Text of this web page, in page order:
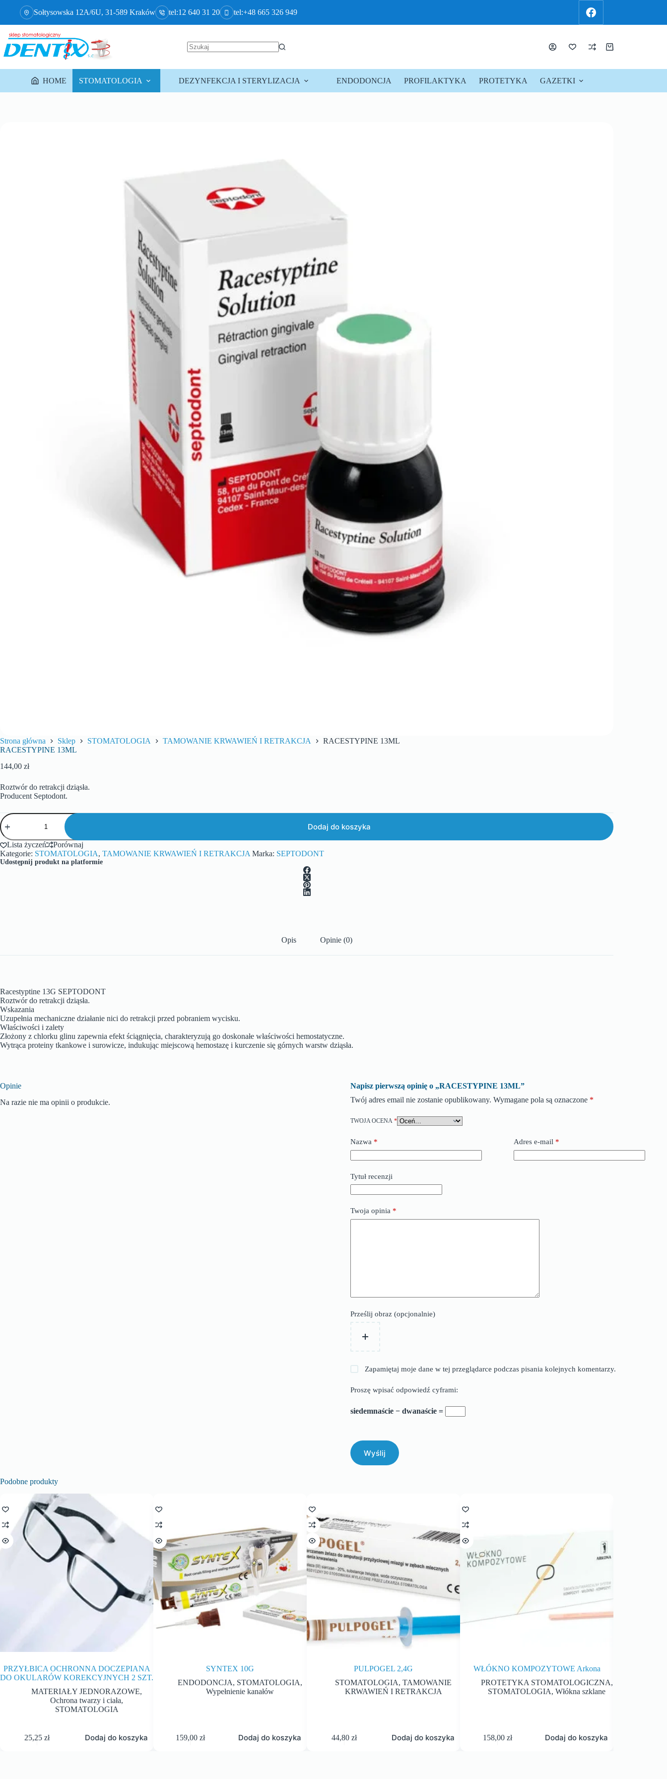
Sołtysowska 12A/6U, 31-589 Kraków tel:12 640 31 20 tel:+48 665 326 949
HOME STOMATOLOGIA DEZYNFEKCJA I STERYLIZACJA ENDODONCJA PROFILAKTYKA PROTETYKA GAZETKI
Strona główna Sklep STOMATOLOGIA TAMOWANIE KRWAWIEŃ I RETRAKCJA
RACESTYPINE 13ML
RACESTYPINE 13ML
144,00 zł
Roztwór do retrakcji dziąsła.
Producent Septodont.
Dodaj do koszyka
Lista życzeń
Porównaj
Kategorie: STOMATOLOGIA, TAMOWANIE KRWAWIEŃ I RETRAKCJA Marka: SEPTODONT
Udostępnij produkt na platformie
Opis Opinie (0)
Racestyptine 13G SEPTODONT
Roztwór do retrakcji dziąsła.
Wskazania
Uzupełnia mechaniczne działanie nici do retrakcji przed pobraniem wycisku.
Właściwości i zalety
Złożony z chlorku glinu zapewnia efekt ściągnięcia, charakteryzują go doskonałe właściwości hemostatyczne.
Wytrąca proteiny tkankowe i surowicze, indukując miejscową hemostazę i kurczenie się górnych warstw dziąsła.
Opinie
Na razie nie ma opinii o produkcie.
Napisz pierwszą opinię o „RACESTYPINE 13ML”
Twój adres email nie zostanie opublikowany. Wymagane pola są oznaczone *
TWOJA OCENA *
Nazwa * Adres e-mail *
Tytuł recenzji
Twoja opinia *
Prześlij obraz (opcjonalnie)
Zapamiętaj moje dane w tej przeglądarce podczas pisania kolejnych komentarzy.
Proszę wpisać odpowiedź cyframi:
siedemnaście − dwanaście =
Wyślij
Podobne produkty
PRZYŁBICA OCHRONNA DOCZEPIANA
DO OKULARÓW KOREKCYJNYCH 2 SZT.
MATERIAŁY JEDNORAZOWE,
Ochrona twarzy i ciała,
STOMATOLOGIA
25,25zł Dodaj do koszyka
SYNTEX 10G
ENDODONCJA, STOMATOLOGIA,
Wypełnienie kanałów
159,00zł Dodaj do koszyka
PULPOGEL 2,4G
STOMATOLOGIA,TAMOWANIE
KRWAWIEŃ I RETRAKCJA
44,80 zł Dodaj do koszyka
WŁÓKNO KOMPOZYTOWE Arkona
PROTETYKA STOMATOLOGICZNA,
STOMATOLOGIA,Włókna szklane
158,00 zł Dodaj do koszyka